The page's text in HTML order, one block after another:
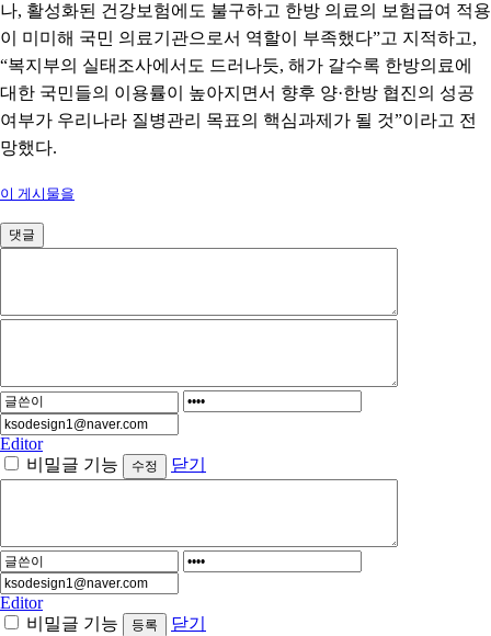
나, 활성화된 건강보험에도 불구하고 한방 의료의 보험급여 적용
이 미미해 국민 의료기관으로서 역할이 부족했다”고 지적하고,
“복지부의 실태조사에서도 드러나듯, 해가 갈수록 한방의료에
대한 국민들의 이용률이 높아지면서 향후 양·한방 협진의 성공
여부가 우리나라 질병관리 목표의 핵심과제가 될 것”이라고 전
망했다.
이 게시물을
댓글
Editor
비밀글 기능
닫기
Editor
비밀글 기능
닫기